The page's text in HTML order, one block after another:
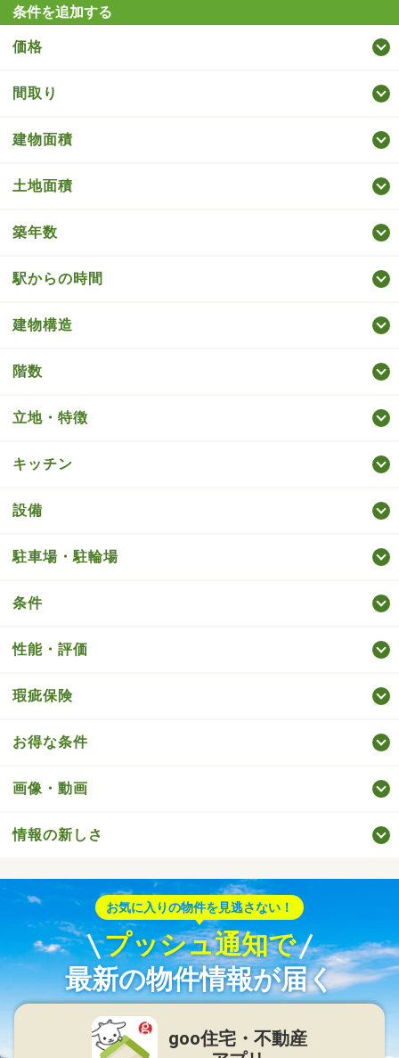
条件を追加する
価格
間取り
建物面積
土地面積
築年数
駅からの時間
建物構造
階数
立地・特徴
キッチン
設備
駐車場・駐輪場
条件
性能・評価
瑕疵保険
お得な条件
画像・動画
情報の新しさ
お気に入りの物件を見逃さない！
プッシュ通知で
最新の物件情報が届く
goo住宅・不動産